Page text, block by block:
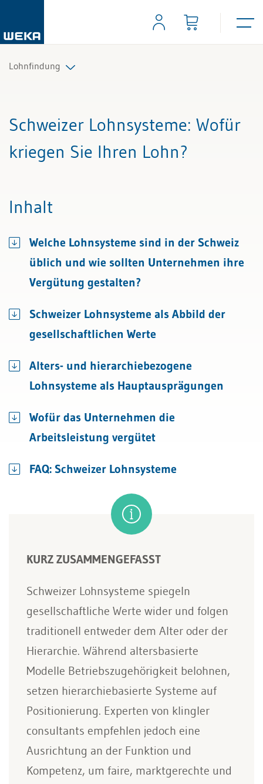
Lohnfindung
Schweizer Lohnsysteme: Wofür
kriegen Sie Ihren Lohn?
Inhalt
Welche Lohnsysteme sind in der Schweiz
üblich und wie sollten Unternehmen ihre
Vergütung gestalten?
Schweizer Lohnsysteme als Abbild der
gesellschaftlichen Werte
Alters- und hierarchiebezogene
Lohnsysteme als Hauptausprägungen
Wofür das Unternehmen die
Arbeitsleistung vergütet
FAQ: Schweizer Lohnsysteme
KURZ ZUSAMMENGEFASST
Schweizer Lohnsysteme spiegeln
gesellschaftliche Werte wider und folgen
traditionell entweder dem Alter oder der
Hierarchie. Während altersbasierte
Modelle Betriebszugehörigkeit belohnen,
setzen hierarchiebasierte Systeme auf
Positionierung. Experten von klingler
consultants empfehlen jedoch eine
Ausrichtung an der Funktion und
Kompetenz, um faire, marktgerechte und